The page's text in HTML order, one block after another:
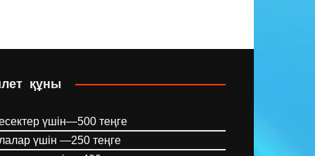
құны
үшін—500 теңге
үшін —250 теңге